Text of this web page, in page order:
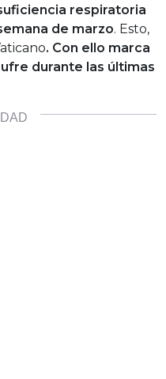
respiratoria
de marzo. Esto,
. Con ello marca
durante las últimas